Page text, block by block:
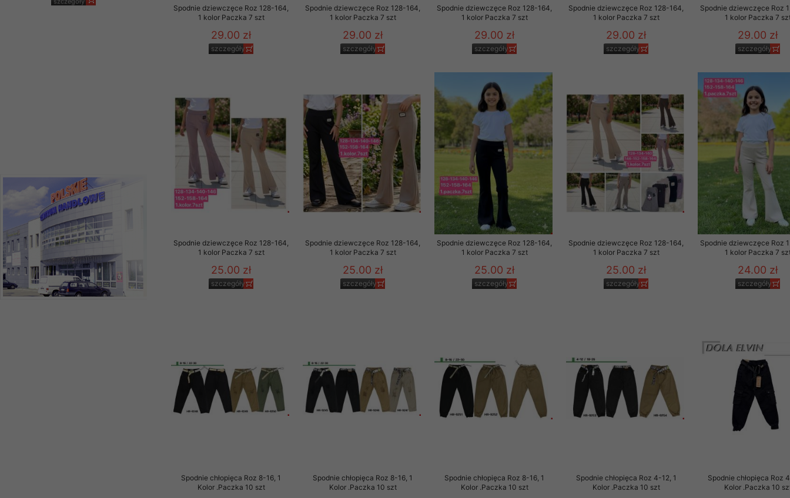
jeansy Roz 25-30, 1
Spodnie dziewczęce Roz 128-164,
1 kolor Paczka 7 szt
29.00 zł
szczegóły
Spodnie dziewczęce Roz 128-164,
1 kolor Paczka 7 szt
29.00 zł
szczegóły
Spodnie dziewczęce Roz 128-164,
1 kolor Paczka 7 szt
29.00 zł
szczegóły
Spodnie dziewczęce Roz 128-164,
1 kolor Paczka 7 szt
29.00 zł
szczegóły
Spodnie dziewczęce Roz
1 kolor Paczka 7
29.00 zł
szczegóły
Spodnie dziewczęce Roz 128-164,
1 kolor Paczka 7 szt
25.00 zł
szczegóły
Spodnie dziewczęce Roz 128-164,
1 kolor Paczka 7 szt
25.00 zł
szczegóły
Spodnie dziewczęce Roz 128-164,
1 kolor Paczka 7 szt
25.00 zł
szczegóły
Spodnie dziewczęce Roz 128-164,
1 kolor Paczka 7 szt
25.00 zł
szczegóły
Spodnie dziewczęce Roz
1 kolor Paczka 7
24.00 zł
szczegóły
Spodnie chłopięca Roz 8-16, 1
Kolor .Paczka 10 szt
Spodnie chłopięca Roz 8-16, 1
Kolor .Paczka 10 szt
Spodnie chłopięca Roz 8-16, 1
Kolor .Paczka 10 szt
Spodnie chłopięca Roz 4-12, 1
Kolor .Paczka 10 szt
Spodnie chłopięca Roz
Kolor .Paczka 10